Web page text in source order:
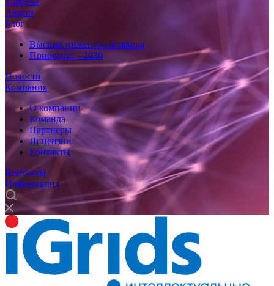
Акции
Блог
Высшая инженерная школа
Приоритет - 2030
Новости
Компания
О компании
Команда
Партнеры
Лицензии
Контакты
Контакты
Информация